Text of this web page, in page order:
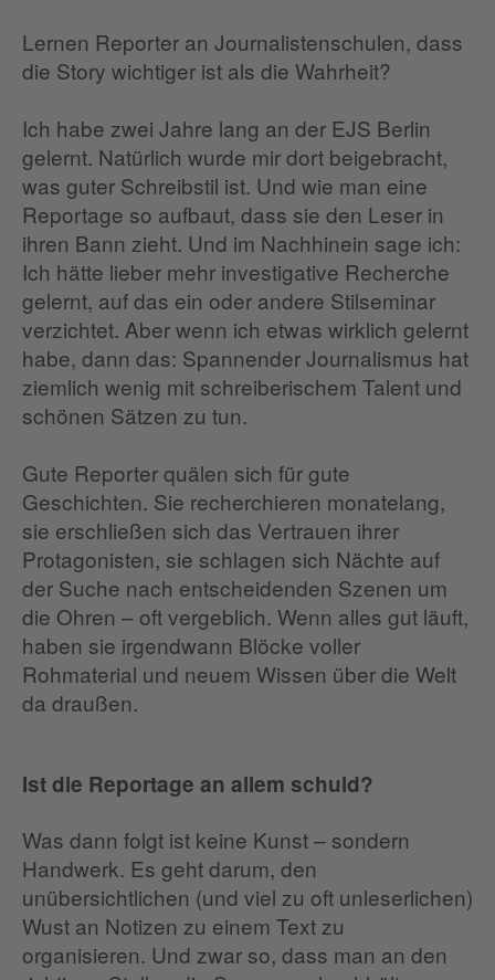
Lernen Reporter an Journalistenschulen, dass
die Story wichtiger ist als die Wahrheit?
Ich habe zwei Jahre lang an der EJS Berlin
gelernt. Natürlich wurde mir dort beigebracht,
was guter Schreibstil ist. Und wie man eine
Reportage so aufbaut, dass sie den Leser in
ihren Bann zieht. Und im Nachhinein sage ich:
Ich hätte lieber mehr investigative Recherche
gelernt, auf das ein oder andere Stilseminar
verzichtet. Aber wenn ich etwas wirklich gelernt
habe, dann das: Spannender Journalismus hat
ziemlich wenig mit schreiberischem Talent und
schönen Sätzen zu tun.
Gute Reporter quälen sich für gute
Geschichten. Sie recherchieren monatelang,
sie erschließen sich das Vertrauen ihrer
Protagonisten, sie schlagen sich Nächte auf
der Suche nach entscheidenden Szenen um
die Ohren – oft vergeblich. Wenn alles gut läuft,
haben sie irgendwann Blöcke voller
Rohmaterial und neuem Wissen über die Welt
da draußen.
Ist die Reportage an allem schuld?
Was dann folgt ist keine Kunst – sondern
Handwerk. Es geht darum, den
unübersichtlichen (und viel zu oft unleserlichen)
Wust an Notizen zu einem Text zu
organisieren. Und zwar so, dass man an den